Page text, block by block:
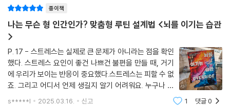
하다는 경향이 있다는 사실을 발견했다.
--- p.259
전전두피질이 다시 연결되면, 우리는 가끔 자신이 배우자의 일부만 사랑했
음을 깨닫는다. 자신이 무시하거나 넘겨짚거나 그 사람이 나를 사랑하니까
바뀔 거라고 가정한 무언가가 있음을 깨닫는다. 우리의 암묵적인 계약에서
가장 음험하고 흔한 조항은 우리가 행복을 누구에게 맡기는냐다. 흔히 우
리는 자신이 아닌 자기 배우자를 행복과 만족의 주요 원천으로 삼는다.
라는 하나의 목표를 지향하는 반응이다.
ㆍ공격형 뇌(도파민 부족형): 보상에 민감함, 충동 조절이 어려움, 새로운
것에 대한 욕구가 높음, 외향적이고 낙천적인 성격, 산만한 편, 빠르지만
부정확한 사고방식, 변화에 대처하기 어려움, 화를 표출하는 편.
ㆍ방어형 뇌(세로토닌 부족형): 위험에 민감함, 만족 지연이 쉬움, 익숙한
것에 대한 욕구가 높음, 내성적이고 비관적인 성격, 집중력이 높음, 느리지
만 정확한 사고방식, 변화에 유연함, 화를 속에 담아두는 편.
스트레스를 받는 방식과 뇌 생리학의 이해가 건강과 행복에 대한 개인화된
접근 방식으로 어떻게 이어질 수 있는지 설명한다. 이 책은 당신의 삶을 바
꿀 수 있다.
- 할랜드 윈터 (하버드 의과대학 소아과 부교수)
이 책은 우리의 뇌 화학작용이 우리를 어떻게 정의하는지 설명한다. 우리
의 행동에 대한 새로운 이론으로 가득한 이 책은 우리에게 맞춤형 도구를
제공하여 목표를 달성하고 삶을 개선할 수 있도록 힘을 실어준다.
종이책
나는 무슨 형 인간인가? 맞춤형 루틴 설계법 <뇌를 이기는 습관
>
P. 17 - 스트레스는 실제로 큰 문제가 아니라는 점을 확인
했다. 스트레스 요인이 좋건 나쁘건 불편을 만들 때, 거기
에 우리가 보이는 반응이 중요했다.스트레스는 피할 수 없
죠. 그리고 어디서 언제 생길지 알기 어려워요. 누구나 받
는 스트레스, 그런데 내가 어떤 유형의 인간인지를 알면
s*****l 2025.03.16. 신고 1 댓글0